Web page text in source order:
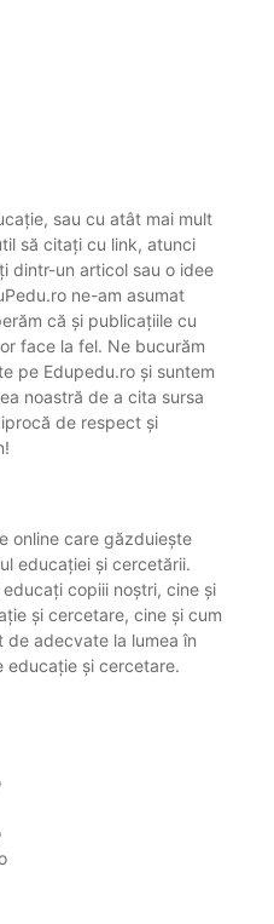
sau cu atât mai mult
să citați cu link, atunci
dintr-un articol sau o idee
ne-am asumat
că și publicațiile cu
face la fel. Ne bucurăm
pe Edupedu.ro și suntem
noastră de a cita sursa
de respect și
online care găzduiește
educației și cercetării.
copiii noștri, cine și
și cercetare, cine și cum
adecvate la lumea în
educație și cercetare.